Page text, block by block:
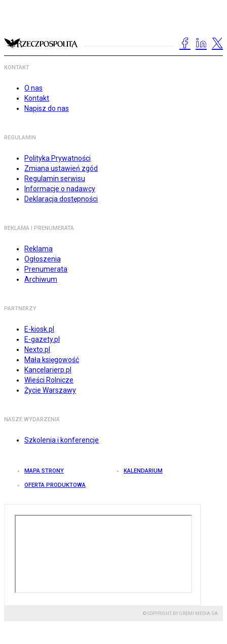
KONTAKT
O nas
Kontakt
Napisz do nas
REGULAMIN
Polityka Prywatności
Zmiana ustawień zgód
Regulamin serwisu
Informacje o nadawcy
Deklaracja dostępności
REKLAMA I PRENUMERATA
Reklama
Ogłoszenia
Prenumerata
Archiwum
PARTNERZY
E-kiosk.pl
E-gazety.pl
Nexto.pl
Mała księgowość
Kancelarierp.pl
Wieści Rolnicze
Życie Warszawy
NASZE WYDARZENIA
Szkolenia i konferencje
MAPA STRONY KALENDARIUM
OFERTA PRODUKTOWA
© COPYRIGHT BY GREMI MEDIA SA